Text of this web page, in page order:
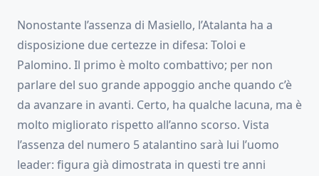
Nonostante l’assenza di Masiello, l’Atalanta ha a
disposizione due certezze in difesa: Toloi e
Palomino. Il primo è molto combattivo; per non
parlare del suo grande appoggio anche quando c’è
da avanzare in avanti. Certo, ha qualche lacuna, ma è
molto migliorato rispetto all’anno scorso. Vista
l’assenza del numero 5 atalantino sarà lui l’uomo
leader: figura già dimostrata in questi tre anni